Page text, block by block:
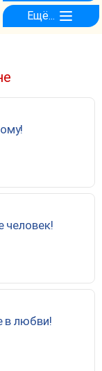
Ещё...
человек!
в любви!